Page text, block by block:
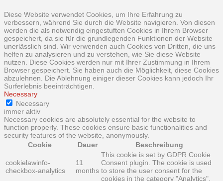
Diese Website verwendet Cookies, um Ihre Erfahrung zu
verbessern, während Sie durch die Website navigieren. Von diesen
werden die als notwendig eingestuften Cookies in Ihrem Browser
gespeichert, da sie für die grundlegenden Funktionen der Website
unerlässlich sind. Wir verwenden auch Cookies von Dritten, die uns
helfen zu analysieren und zu verstehen, wie Sie diese Website
nutzen. Diese Cookies werden nur mit Ihrer Zustimmung in Ihrem
Browser gespeichert. Sie haben auch die Möglichkeit, diese Cookies
abzulehnen. Die Ablehnung einiger dieser Cookies kann jedoch Ihr
Surferlebnis beeinträchtigen.
Necessary
Necessary
immer aktiv
Necessary cookies are absolutely essential for the website to
function properly. These cookies ensure basic functionalities and
security features of the website, anonymously.
Cookie
Dauer Beschreibung
cookielawinfo-
checkbox-analytics
11
months
This cookie is set by GDPR Cookie
Consent plugin. The cookie is used
to store the user consent for the
cookies in the category "Analytics".